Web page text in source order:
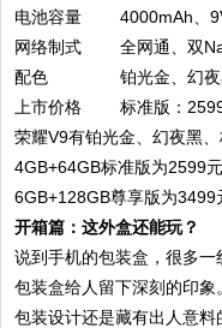
电池容量
4000mAh、
网络制式
全网通、双
配色
铂光金、幻
上市价格
标准版：
荣耀V9有铂光金、幻夜黑
4GB+64GB标准版为2599
6GB+128GB尊享版为3499
开箱篇：这外盒还能玩？
说到手机的包装盒，很多
包装盒给人留下深刻的印
包装设计还是藏有出人意料